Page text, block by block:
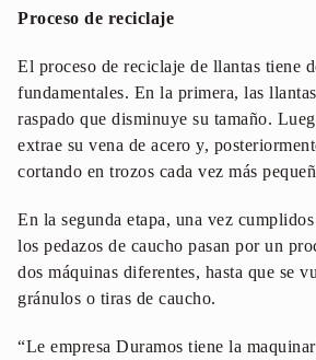
Proceso de reciclaje
El proceso de reciclaje de llantas tiene
fundamentales. En la primera, las
raspado que disminuye su tamaño.
extrae su vena de acero y,
cortando en trozos cada vez más
En la segunda etapa, una vez
los pedazos de caucho pasan por un
dos máquinas diferentes, hasta que se
gránulos o tiras de caucho.
“Le empresa Duramos tiene la